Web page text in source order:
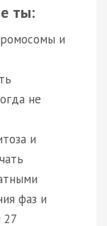
ты:
и
не
и
фаз и
27